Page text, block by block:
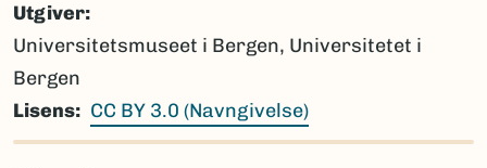
Utgiver
Universitetsmuseet i Bergen, Universitetet i
Bergen
Lisens
CC BY 3.0 (Navngivelse)